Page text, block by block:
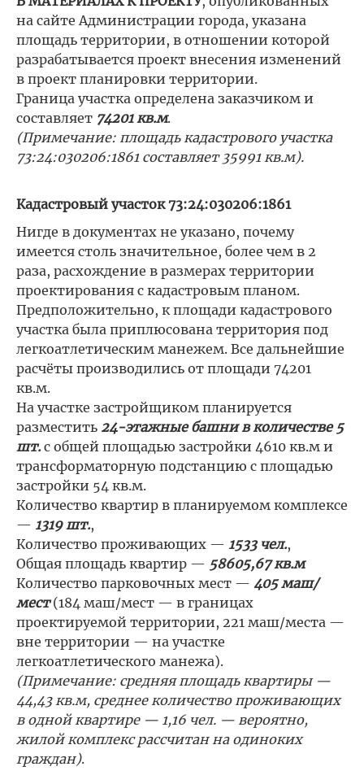
на сайте Администрации города, указана
площадь территории, в отношении которой
разрабатывается проект внесения изменений
в проект планировки территории.
Граница участка определена заказчиком и
составляет 74201 кв.м.
(Примечание: площадь кадастрового участка
73:24:030206:1861 составляет 35991 кв.м).
Кадастровый участок 73:24:030206:1861
Нигде в документах не указано, почему
имеется столь значительное, более чем в 2
раза, расхождение в размерах территории
проектирования с кадастровым планом.
Предположительно, к площади кадастрового
участка была приплюсована территория под
легкоатлетическим манежем. Все дальнейшие
расчёты производились от площади 74201
кв.м.
На участке застройщиком планируется
разместить 24-этажные башни в количестве 5
шт.с общей площадью застройки 4610 кв.м и
трансформаторную подстанцию с площадью
застройки 54 кв.м.
Количество квартир в планируемом комплексе
— 1319 шт.,
Количество проживающих — 1533 чел.,
Общая площадь квартир — 58605,67 кв.м
Количество парковочных мест — 405 маш/
мест(184 маш/мест — в границах
проектируемой территории, 221 маш/места —
вне территории — на участке
легкоатлетического манежа).
(Примечание: средняя площадь квартиры —
44,43 кв.м, среднее количество проживающих
в одной квартире — 1,16 чел. — вероятно,
жилой комплекс рассчитан на одиноких
граждан).